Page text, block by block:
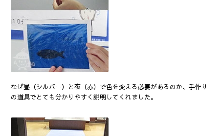
なぜ昼（シルバー）と夜（赤）で色を変える必要があるのか、手作り
の道具でとても分かりやすく説明してくれました。